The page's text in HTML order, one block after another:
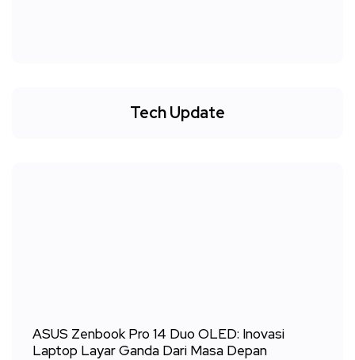
Tech Update
ASUS Zenbook Pro 14 Duo OLED: Inovasi
Laptop Layar Ganda Dari Masa Depan